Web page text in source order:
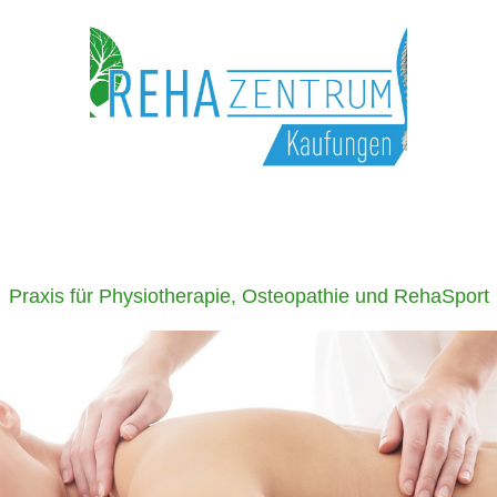
Praxis für Physiotherapie, Osteopathie und RehaSport